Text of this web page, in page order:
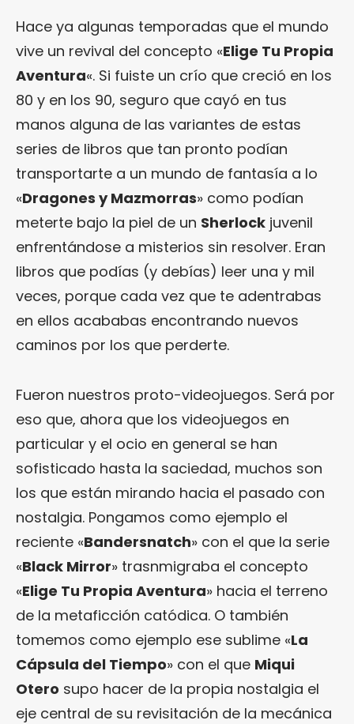
Hace ya algunas temporadas que el mundo
vive un revival del concepto «Elige Tu Propia
Aventura«. Si fuiste un crío que creció en los
80 y en los 90, seguro que cayó en tus
manos alguna de las variantes de estas
series de libros que tan pronto podían
transportarte a un mundo de fantasía a lo
«Dragones y Mazmorras» como podían
meterte bajo la piel de un Sherlock juvenil
enfrentándose a misterios sin resolver. Eran
libros que podías (y debías) leer una y mil
veces, porque cada vez que te adentrabas
en ellos acababas encontrando nuevos
caminos por los que perderte.
Fueron nuestros proto-videojuegos. Será por
eso que, ahora que los videojuegos en
particular y el ocio en general se han
sofisticado hasta la saciedad, muchos son
los que están mirando hacia el pasado con
nostalgia. Pongamos como ejemplo el
reciente «Bandersnatch» con el que la serie
«Black Mirror» trasnmigraba el concepto
«Elige Tu Propia Aventura» hacia el terreno
de la metaficción catódica. O también
tomemos como ejemplo ese sublime «La
Cápsula del Tiempo» con el que Miqui
Otero supo hacer de la propia nostalgia el
eje central de su revisitación de la mecánica